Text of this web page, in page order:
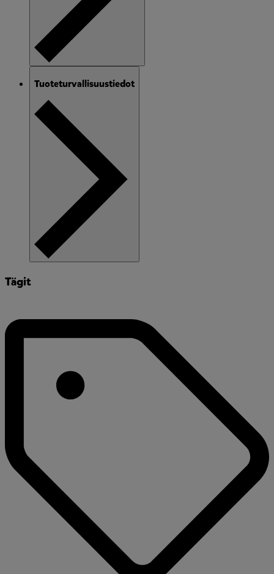
Tuoteturvallisuustiedot
Tägit